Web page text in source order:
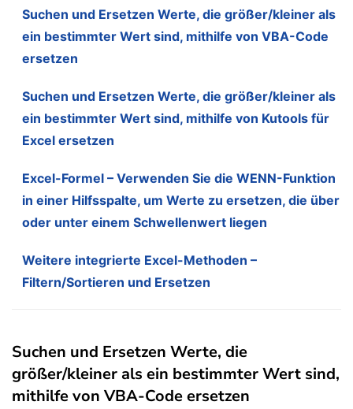
Suchen und Ersetzen Werte, die größer/kleiner als
ein bestimmter Wert sind, mithilfe von VBA-Code
ersetzen
Suchen und Ersetzen Werte, die größer/kleiner als
ein bestimmter Wert sind, mithilfe von Kutools für
Excel ersetzen
Excel-Formel – Verwenden Sie die WENN-Funktion
in einer Hilfsspalte, um Werte zu ersetzen, die über
oder unter einem Schwellenwert liegen
Weitere integrierte Excel-Methoden –
Filtern/Sortieren und Ersetzen
Suchen und Ersetzen Werte, die
größer/kleiner als ein bestimmter Wert sind,
mithilfe von VBA-Code ersetzen